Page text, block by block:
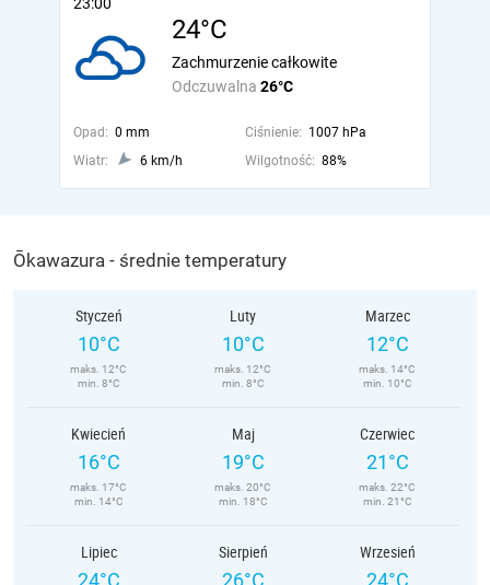
24°C
Odczuwalna 26°C
Zachmurzenie całkowite
Opad: 0 mm Ciśnienie: 1007 hPa
Wiatr:
6 km/h Wilgotność: 88%
Ōkawazura - średnie temperatury
Styczeń
10°C
maks. 12°C
min. 8°C
Luty
10°C
maks. 12°C
min. 8°C
Marzec
12°C
maks. 14°C
min. 10°C
Kwiecień
16°C
maks. 17°C
min. 14°C
Maj
19°C
maks. 20°C
min. 18°C
Czerwiec
21°C
maks. 22°C
min. 21°C
Lipiec
24°C
Sierpień
26°C
Wrzesień
24°C